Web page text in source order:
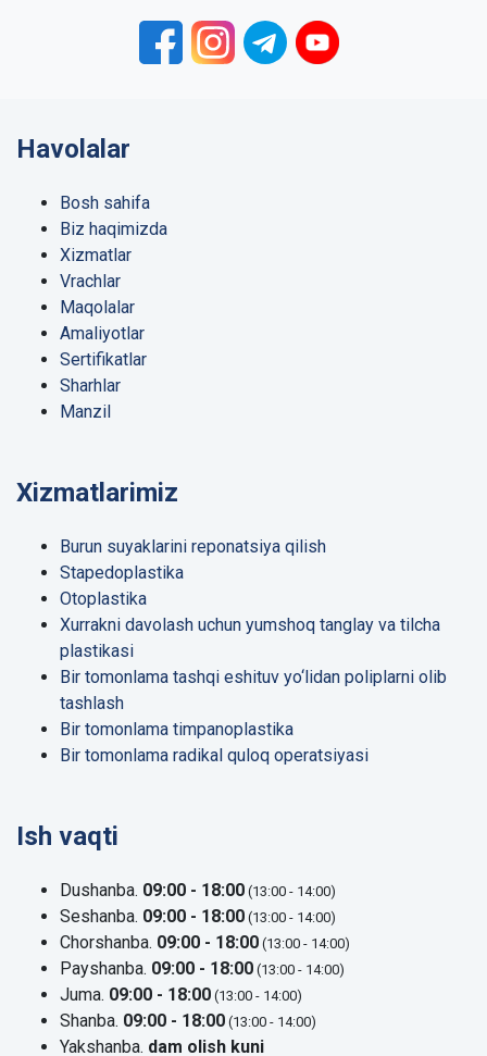
Havolalar
Bosh sahifa
Biz haqimizda
Xizmatlar
Vrachlar
Maqolalar
Amaliyotlar
Sertifikatlar
Sharhlar
Manzil
Xizmatlarimiz
Burun suyaklarini reponatsiya qilish
Stapedoplastika
Otoplastika
Xurrakni davolash uchun yumshoq tanglay va tilcha
plastikasi
Bir tomonlama tashqi eshituv yo‘lidan poliplarni olib
tashlash
Bir tomonlama timpanoplastika
Bir tomonlama radikal quloq operatsiyasi
Ish vaqti
Dushanba. 09:00 - 18:00 (13:00 - 14:00)
Seshanba. 09:00 - 18:00 (13:00 - 14:00)
Chorshanba. 09:00 - 18:00 (13:00 - 14:00)
Payshanba. 09:00 - 18:00 (13:00 - 14:00)
Juma. 09:00 - 18:00 (13:00 - 14:00)
Shanba. 09:00 - 18:00 (13:00 - 14:00)
Yakshanba. dam olish kuni